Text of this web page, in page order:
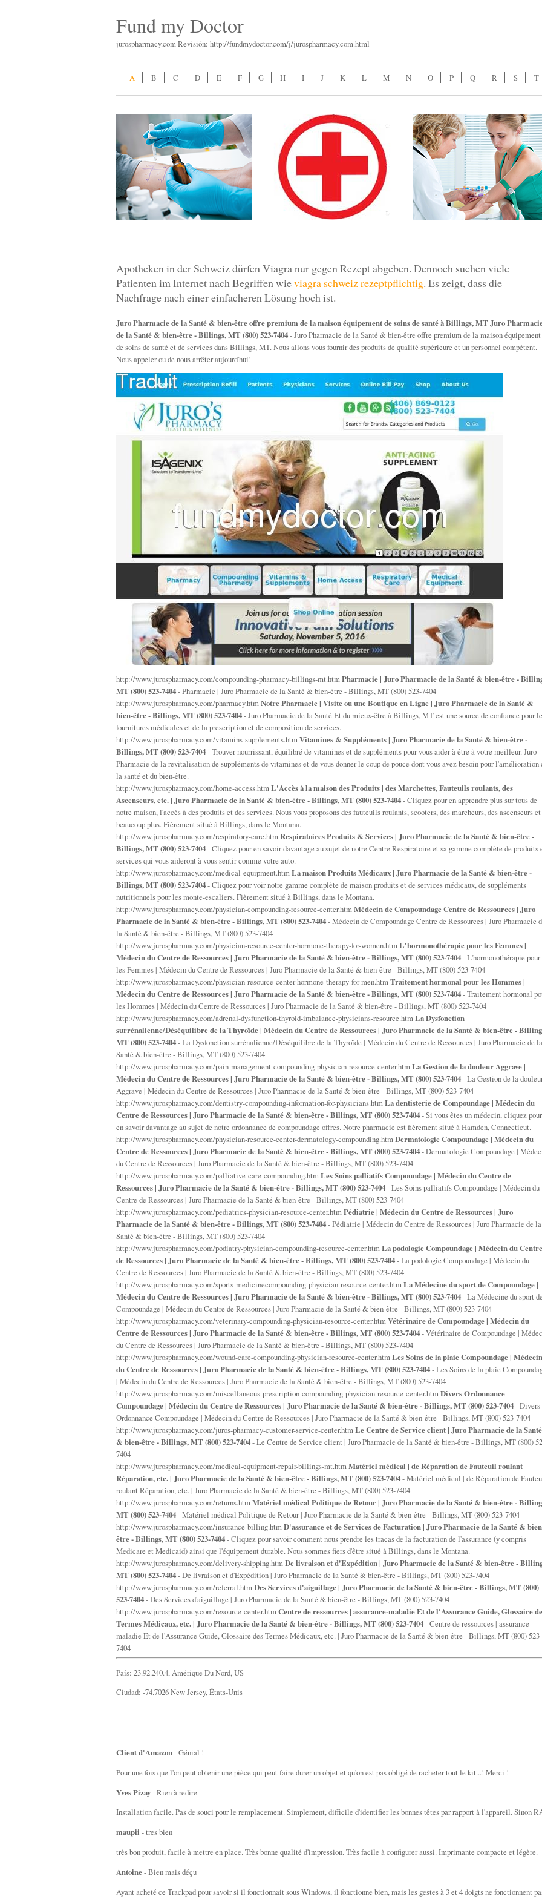
Fund my Doctor
jurospharmacy.com Revisión: http://fundmydoctor.com/j/jurospharmacy.com.html
-
A B C D E F G H I J K L M N O P Q R S T
Apotheken in der Schweiz dürfen Viagra nur gegen Rezept abgeben. Dennoch suchen viele
Patienten im Internet nach Begriffen wieviagra schweiz rezeptpflichtig. Es zeigt, dass die
Nachfrage nach einer einfacheren Lösung hoch ist.
Juro Pharmacie de la Santé & bien-être offre premium de la maison équipement de soins de santé à Billings, MT Juro
de la Santé & bien-être - Billings, MT (800) 523-7404- Juro Pharmacie de la Santé & bien-être offre premium de la maison équipement
de soins de santé et de services dans Billings, MT. Nous allons vous fournir des produits de qualité supérieure et un personnel compétent.
Nous appeler ou de nous arrêter aujourd'hui!
http://www.jurospharmacy.com/compounding-pharmacy-billings-mt.htm Pharmacie | Juro Pharmacie de la Santé & bien-être -
MT (800) 523-7404- Pharmacie | Juro Pharmacie de la Santé & bien-être - Billings, MT (800) 523-7404
http://www.jurospharmacy.com/pharmacy.htm Notre Pharmacie | Visite ou une Boutique en Ligne | Juro Pharmacie de la Santé &
bien-être - Billings, MT (800) 523-7404- Juro Pharmacie de la Santé Et du mieux-être à Billings, MT est une source de confiance pour
fournitures médicales et de la prescription et de composition de services.
http://www.jurospharmacy.com/vitamins-supplements.htm Vitamines & Suppléments | Juro Pharmacie de la Santé & bien-être -
Billings, MT (800) 523-7404- Trouver nourrissant, équilibré de vitamines et de suppléments pour vous aider à être à votre meilleur. Juro
Pharmacie de la revitalisation de suppléments de vitamines et de vous donner le coup de pouce dont vous avez besoin pour l'amélioration
la santé et du bien-être.
http://www.jurospharmacy.com/home-access.htm L'Accès à la maison des Produits | des Marchettes, Fauteuils roulants, des
Ascenseurs, etc. | Juro Pharmacie de la Santé & bien-être - Billings, MT (800) 523-7404- Cliquez pour en apprendre plus sur tous de
notre maison, l'accès à des produits et des services. Nous vous proposons des fauteuils roulants, scooters, des marcheurs, des ascenseurs et
beaucoup plus. Fièrement situé à Billings, dans le Montana.
http://www.jurospharmacy.com/respiratory-care.htm Respiratoires Produits & Services | Juro Pharmacie de la Santé & bien-être -
Billings, MT (800) 523-7404- Cliquez pour en savoir davantage au sujet de notre Centre Respiratoire et sa gamme complète de produits
services qui vous aideront à vous sentir comme votre auto.
http://www.jurospharmacy.com/medical-equipment.htm La maison Produits Médicaux | Juro Pharmacie de la Santé & bien-être -
Billings, MT (800) 523-7404- Cliquez pour voir notre gamme complète de maison produits et de services médicaux, de suppléments
nutritionnels pour les monte-escaliers. Fièrement situé à Billings, dans le Montana.
http://www.jurospharmacy.com/physician-compounding-resource-center.htm Médecin de Compoundage Centre de Ressources | Juro
Pharmacie de la Santé & bien-être - Billings, MT (800) 523-7404- Médecin de Compoundage Centre de Ressources | Juro Pharmacie
la Santé & bien-être - Billings, MT (800) 523-7404
http://www.jurospharmacy.com/physician-resource-center-hormone-therapy-for-women.htm L'hormonothérapie pour les Femmes |
Médecin du Centre de Ressources | Juro Pharmacie de la Santé & bien-être - Billings, MT (800) 523-7404- L'hormonothérapie pour
les Femmes | Médecin du Centre de Ressources | Juro Pharmacie de la Santé & bien-être - Billings, MT (800) 523-7404
http://www.jurospharmacy.com/physician-resource-center-hormone-therapy-for-men.htm Traitement hormonal pour les Hommes |
Médecin du Centre de Ressources | Juro Pharmacie de la Santé & bien-être - Billings, MT (800) 523-7404- Traitement hormonal
les Hommes | Médecin du Centre de Ressources | Juro Pharmacie de la Santé & bien-être - Billings, MT (800) 523-7404
http://www.jurospharmacy.com/adrenal-dysfunction-thyroid-imbalance-physicians-resource.htm La Dysfonction
surrénalienne/Déséquilibre de la Thyroïde | Médecin du Centre de Ressources | Juro Pharmacie de la Santé & bien-être -
MT (800) 523-7404- La Dysfonction surrénalienne/Déséquilibre de la Thyroïde | Médecin du Centre de Ressources | Juro Pharmacie de la
Santé & bien-être - Billings, MT (800) 523-7404
http://www.jurospharmacy.com/pain-management-compounding-physician-resource-center.htm La Gestion de la douleur Aggrave |
Médecin du Centre de Ressources | Juro Pharmacie de la Santé & bien-être - Billings, MT (800) 523-7404- La Gestion de la
Aggrave | Médecin du Centre de Ressources | Juro Pharmacie de la Santé & bien-être - Billings, MT (800) 523-7404
http://www.jurospharmacy.com/dentistry-compounding-information-for-physicians.htm La dentisterie de Compoundage | Médecin du
Centre de Ressources | Juro Pharmacie de la Santé & bien-être - Billings, MT (800) 523-7404- Si vous êtes un médecin, cliquez pour
en savoir davantage au sujet de notre ordonnance de compoundage offres. Notre pharmacie est fièrement situé à Hamden, Connecticut.
http://www.jurospharmacy.com/physician-resource-center-dermatology-compounding.htm Dermatologie Compoundage | Médecin du
Centre de Ressources | Juro Pharmacie de la Santé & bien-être - Billings, MT (800) 523-7404- Dermatologie Compoundage |
du Centre de Ressources | Juro Pharmacie de la Santé & bien-être - Billings, MT (800) 523-7404
http://www.jurospharmacy.com/palliative-care-compounding.htm Les Soins palliatifs Compoundage | Médecin du Centre de
Ressources | Juro Pharmacie de la Santé & bien-être - Billings, MT (800) 523-7404- Les Soins palliatifs Compoundage | Médecin du
Centre de Ressources | Juro Pharmacie de la Santé & bien-être - Billings, MT (800) 523-7404
http://www.jurospharmacy.com/pediatrics-physician-resource-center.htm Pédiatrie | Médecin du Centre de Ressources | Juro
Pharmacie de la Santé & bien-être - Billings, MT (800) 523-7404- Pédiatrie | Médecin du Centre de Ressources | Juro Pharmacie de la
Santé & bien-être - Billings, MT (800) 523-7404
http://www.jurospharmacy.com/podiatry-physician-compounding-resource-center.htm La podologie Compoundage | Médecin du Centre
de Ressources | Juro Pharmacie de la Santé & bien-être - Billings, MT (800) 523-7404- La podologie Compoundage | Médecin du
Centre de Ressources | Juro Pharmacie de la Santé & bien-être - Billings, MT (800) 523-7404
http://www.jurospharmacy.com/sports-medicinecompounding-physician-resource-center.htm La Médecine du sport de Compoundage |
Médecin du Centre de Ressources | Juro Pharmacie de la Santé & bien-être - Billings, MT (800) 523-7404- La Médecine du sport de
Compoundage | Médecin du Centre de Ressources | Juro Pharmacie de la Santé & bien-être - Billings, MT (800) 523-7404
http://www.jurospharmacy.com/veterinary-compounding-physician-resource-center.htm Vétérinaire de Compoundage | Médecin du
Centre de Ressources | Juro Pharmacie de la Santé & bien-être - Billings, MT (800) 523-7404- Vétérinaire de Compoundage |
du Centre de Ressources | Juro Pharmacie de la Santé & bien-être - Billings, MT (800) 523-7404
http://www.jurospharmacy.com/wound-care-compounding-physician-resource-center.htm Les Soins de la plaie Compoundage | Médecin
du Centre de Ressources | Juro Pharmacie de la Santé & bien-être - Billings, MT (800) 523-7404- Les Soins de la plaie
| Médecin du Centre de Ressources | Juro Pharmacie de la Santé & bien-être - Billings, MT (800) 523-7404
http://www.jurospharmacy.com/miscellaneous-prescription-compounding-physician-resource-center.htm Divers Ordonnance
Compoundage | Médecin du Centre de Ressources | Juro Pharmacie de la Santé & bien-être - Billings, MT (800) 523-7404- Divers
Ordonnance Compoundage | Médecin du Centre de Ressources | Juro Pharmacie de la Santé & bien-être - Billings, MT (800) 523-7404
http://www.jurospharmacy.com/juros-pharmacy-customer-service-center.htm Le Centre de Service client | Juro Pharmacie de la Santé
& bien-être - Billings, MT (800) 523-7404- Le Centre de Service client | Juro Pharmacie de la Santé & bien-être - Billings, MT (800)
7404
http://www.jurospharmacy.com/medical-equipment-repair-billings-mt.htm Matériel médical | de Réparation de Fauteuil roulant
Réparation, etc. | Juro Pharmacie de la Santé & bien-être - Billings, MT (800) 523-7404- Matériel médical | de Réparation de
roulant Réparation, etc. | Juro Pharmacie de la Santé & bien-être - Billings, MT (800) 523-7404
http://www.jurospharmacy.com/returns.htm Matériel médical Politique de Retour | Juro Pharmacie de la Santé & bien-être -
MT (800) 523-7404- Matériel médical Politique de Retour | Juro Pharmacie de la Santé & bien-être - Billings, MT (800) 523-7404
http://www.jurospharmacy.com/insurance-billing.htm D'assurance et de Services de Facturation | Juro Pharmacie de la Santé &
être - Billings, MT (800) 523-7404- Cliquez pour savoir comment nous prendre les tracas de la facturation de l'assurance (y compris
Medicare et Medicaid) ainsi que l'équipement durable. Nous sommes fiers d'être situé à Billings, dans le Montana.
http://www.jurospharmacy.com/delivery-shipping.htm De livraison et d'Expédition | Juro Pharmacie de la Santé & bien-être -
MT (800) 523-7404- De livraison et d'Expédition | Juro Pharmacie de la Santé & bien-être - Billings, MT (800) 523-7404
http://www.jurospharmacy.com/referral.htm Des Services d'aiguillage | Juro Pharmacie de la Santé & bien-être - Billings, MT (800)
523-7404- Des Services d'aiguillage | Juro Pharmacie de la Santé & bien-être - Billings, MT (800) 523-7404
http://www.jurospharmacy.com/resource-center.htm Centre de ressources | assurance-maladie Et de l'Assurance Guide, Glossaire
Termes Médicaux, etc. | Juro Pharmacie de la Santé & bien-être - Billings, MT (800) 523-7404- Centre de ressources | assurance-
maladie Et de l'Assurance Guide, Glossaire des Termes Médicaux, etc. | Juro Pharmacie de la Santé & bien-être - Billings, MT (800) 523-
7404
País: 23.92.240.4, Amérique Du Nord, US
Ciudad: -74.7026 New Jersey, États-Unis
Client d'Amazon- Génial !
Pour une fois que l'on peut obtenir une pièce qui peut faire durer un objet et qu'on est pas obligé de racheter tout le kit...! Merci !
Yves Pizay- Rien à redire
Installation facile. Pas de souci pour le remplacement. Simplement, difficile d'identifier les bonnes têtes par rapport à l'appareil. Sinon
maupii - tres bien
très bon produit, facile à mettre en place. Très bonne qualité d'impression. Très facile à configurer aussi. Imprimante compacte et légère.
Antoine- Bien mais déçu
Ayant acheté ce Trackpad pour savoir si il fonctionnait sous Windows, il fonctionne bien, mais les gestes à 3 et 4 doigts ne fonctionnent